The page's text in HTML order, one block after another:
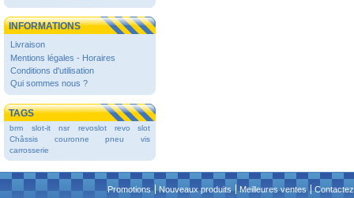
INFORMATIONS
Livraison
Mentions légales - Horaires
Conditions d'utilisation
Qui sommes nous ?
TAGS
brm slot-it nsr revoslot
revo slot
Châssis
couronne pneu
vis
carrosserie
Promotions Nouveaux produits Meilleures ventes